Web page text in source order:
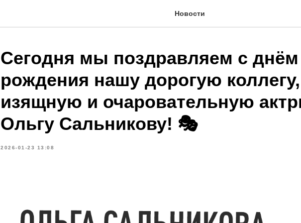
Новости
Сегодня мы поздравляем с днём
рождения нашу дорогую коллегу,
изящную и очаровательную
Ольгу Сальникову! 🎭
2026-01-23 13:08